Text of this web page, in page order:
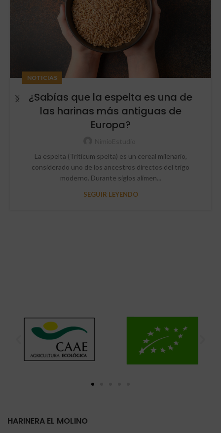
NOTICIAS
¿Sabías que la espelta es una de
las harinas más antiguas de
Europa?
La espelta (Triticum spelta) es un cereal milenario,
considerado uno de los ancestros directos del trigo
moderno. Durante siglos alimen...
SEGUIR LEYENDO
HARINERA EL MOLINO